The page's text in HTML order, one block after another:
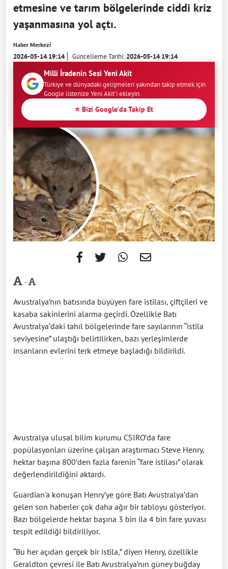
etmesine ve tarım bölgelerinde ciddi kriz
yaşanmasına yol açtı.
Haber Merkezi
2026-05-14 19:14 Güncelleme Tarihi:2026-05-14 19:14
Milli İradenin Sesi Yeni Akit
Türkiye ve dünyadaki gelişmeleri yakından takip etmek için
Google listenize Yeni Akit'i ekleyin.
⭐ Bizi Google'da Takip Et
-
Avustralya’nın batısında büyüyen fare istilası, çiftçileri ve
kasaba sakinlerini alarma geçirdi. Özellikle Batı
Avustralya’daki tahıl bölgelerinde fare sayılarının “istila
seviyesine” ulaştığı belirtilirken, bazı yerleşimlerde
insanların evlerini terk etmeye başladığı bildirildi.
Avustralya ulusal bilim kurumu CSIRO’da fare
popülasyonları üzerine çalışan araştırmacı Steve Henry,
hektar başına 800’den fazla farenin “fare istilası” olarak
değerlendirildiğini aktardı.
Guardian'a konuşan Henry’ye göre Batı Avustralya’dan
gelen son haberler çok daha ağır bir tabloyu gösteriyor.
Bazı bölgelerde hektar başına 3 bin ila 4 bin fare yuvası
tespit edildiği bildiriliyor.
“Bu her açıdan gerçek bir istila,” diyen Henry, özellikle
Geraldton çevresi ile Batı Avustralya’nın güney buğday